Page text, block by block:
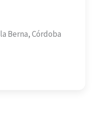
Berna, Córdoba